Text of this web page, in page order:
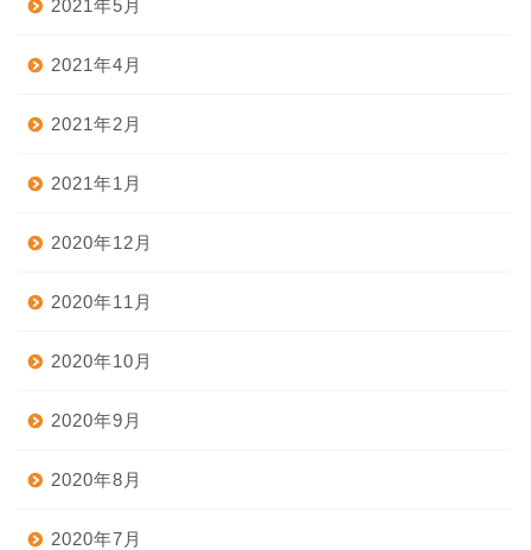
2021年5月
2021年4月
2021年2月
2021年1月
2020年12月
2020年11月
2020年10月
2020年9月
2020年8月
2020年7月